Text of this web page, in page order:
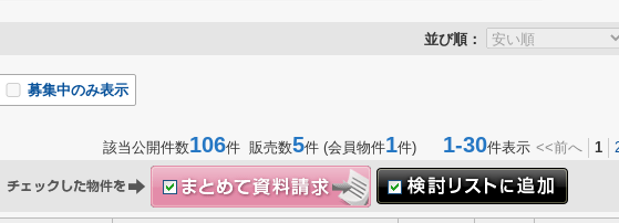
並び順：
募集中のみ表示
該当公開件数106件 販売数5件 (会員物件1件) 1-30件表示 <<前へ 1